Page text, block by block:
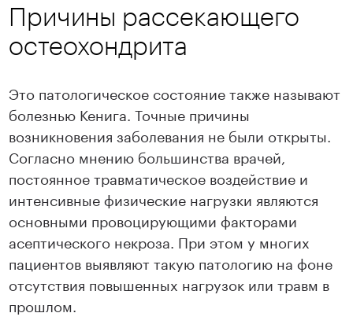
Причины рассекающего
остеохондрита
Это патологическое состояние также называют
болезнью Кенига. Точные причины
возникновения заболевания не были открыты.
Согласно мнению большинства врачей,
постоянное травматическое воздействие и
интенсивные физические нагрузки являются
основными провоцирующими факторами
асептического некроза. При этом у многих
пациентов выявляют такую патологию на фоне
отсутствия повышенных нагрузок или травм в
прошлом.